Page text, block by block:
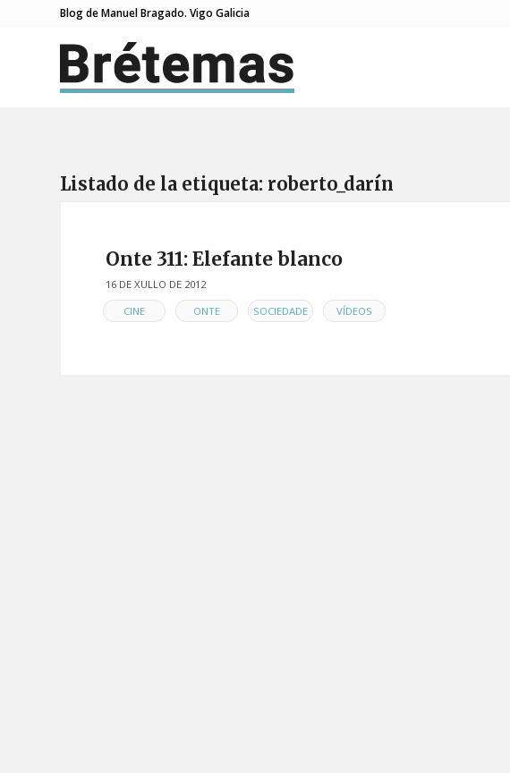
Blog de Manuel Bragado. Vigo Galicia
Listado de la etiqueta: roberto_darín
Onte 311: Elefante blanco
16 DE XULLO DE 2012
EN
CINE ONTE SOCIEDADE VÍDEOS